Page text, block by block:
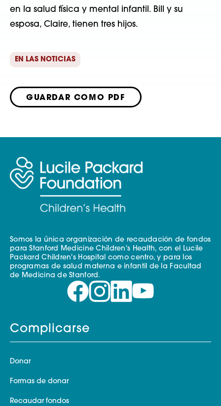
en la salud física y mental infantil. Bill y su
esposa, Claire, tienen tres hijos.
EN LAS NOTICIAS
GUARDAR COMO PDF
Somos la única organización de recaudación de fondos
para Stanford Medicine Children's Health, con el Lucile
Packard Children's Hospital como centro, y para los
programas de salud materna e infantil de la Facultad
de Medicina de Stanford.
Complicarse
Donar
Formas de donar
Recaudar fondos